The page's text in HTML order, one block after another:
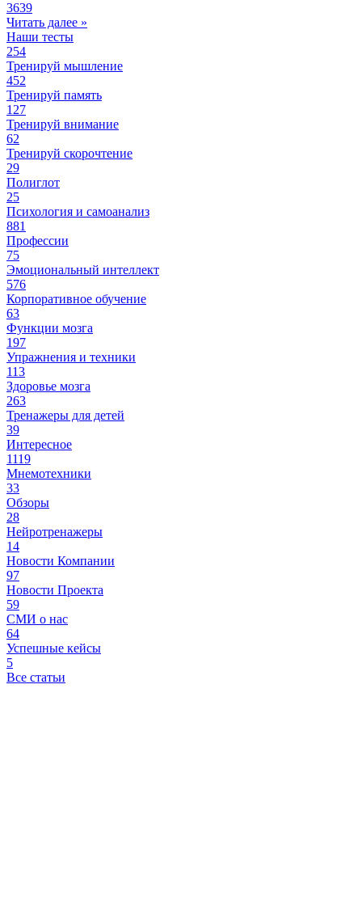
3639
Читать далее »
Наши тесты
254
Тренируй мышление
452
Тренируй память
127
Тренируй внимание
62
Тренируй скорочтение
29
Полиглот
25
Психология и самоанализ
881
Профессии
75
Эмоциональный интеллект
576
Корпоративное обучение
63
Функции мозга
197
Упражнения и техники
113
Здоровье мозга
263
Тренажеры для детей
39
Интересное
1119
Мнемотехники
33
Обзоры
28
Нейротренажеры
14
Новости Компании
97
Новости Проекта
59
СМИ о нас
64
Успешные кейсы
5
Все статьи